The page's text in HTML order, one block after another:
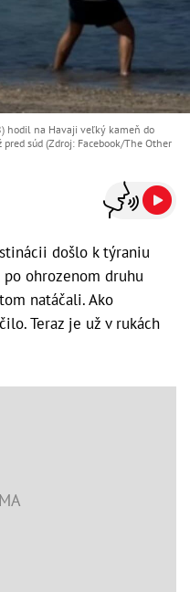
hodil na Havaji veľký kameň do
súd (Zdroj: Facebook/The Other
došlo k týraniu
ohrozenom druhu
natáčali. Ako
Teraz je už v rukách